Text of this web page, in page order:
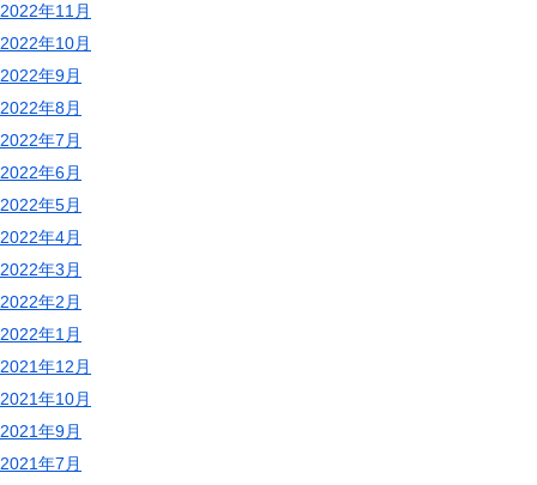
2022年11月
2022年10月
2022年9月
2022年8月
2022年7月
2022年6月
2022年5月
2022年4月
2022年3月
2022年2月
2022年1月
2021年12月
2021年10月
2021年9月
2021年7月